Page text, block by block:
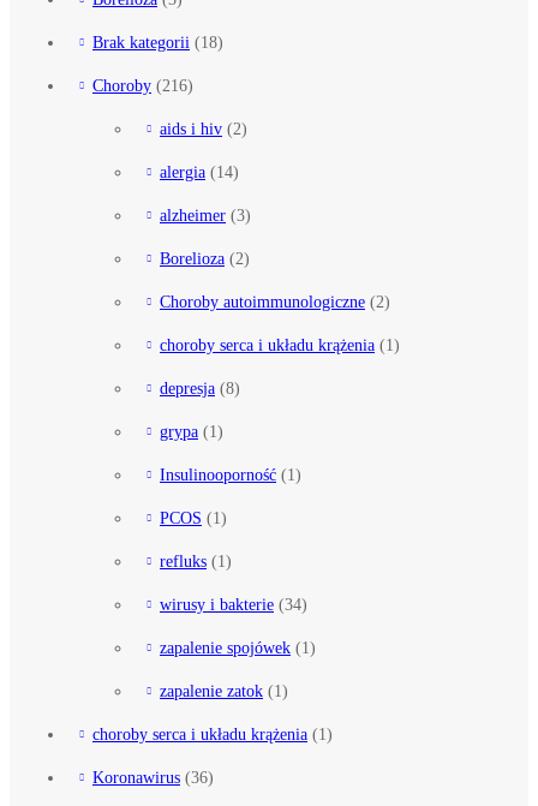
Brak kategorii (18)
Choroby (216)
aids i hiv (2)
alergia (14)
alzheimer (3)
Borelioza (2)
Choroby autoimmunologiczne (2)
choroby serca i układu krążenia (1)
depresja (8)
grypa (1)
Insulinooporność (1)
PCOS (1)
refluks (1)
wirusy i bakterie (34)
zapalenie spojówek (1)
zapalenie zatok (1)
choroby serca i układu krążenia (1)
Koronawirus (36)